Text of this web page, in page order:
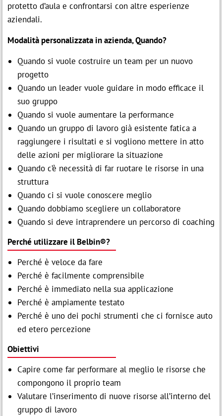
protetto d’aula e confrontarsi con altre esperienze
aziendali.
Modalità personalizzata in azienda, Quando?
Quando si vuole costruire un team per un nuovo
progetto
Quando un leader vuole guidare in modo efficace il
suo gruppo
Quando si vuole aumentare la performance
Quando un gruppo di lavoro già esistente fatica a
raggiungere i risultati e si vogliono mettere in atto
delle azioni per migliorare la situazione
Quando c’è necessità di far ruotare le risorse in una
struttura
Quando ci si vuole conoscere meglio
Quando dobbiamo scegliere un collaboratore
Quando si deve intraprendere un percorso di coaching
Perché utilizzare il Belbin®?
Perché è veloce da fare
Perché è facilmente comprensibile
Perché è immediato nella sua applicazione
Perché è ampiamente testato
Perché è uno dei pochi strumenti che ci fornisce auto
ed etero percezione
Obiettivi
Capire come far performare al meglio le risorse che
compongono il proprio team
Valutare l’inserimento di nuove risorse all’interno del
gruppo di lavoro